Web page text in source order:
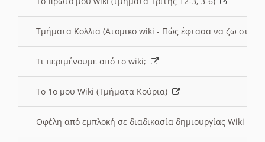
Τμήματα Κολλια (Ατομικο wiki - Πώς έφτασα να ζω στην
Τι περιμένουμε από το wiki;
Το 1ο μου Wiki (Τμήματα Κούρια)
Οφέλη από εμπλοκή σε διαδικασία δημιουργίας Wiki